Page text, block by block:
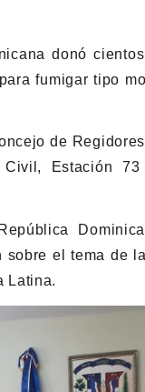
donó
fumigar tipo
de
Civil, Estación
el tema de
Latina.